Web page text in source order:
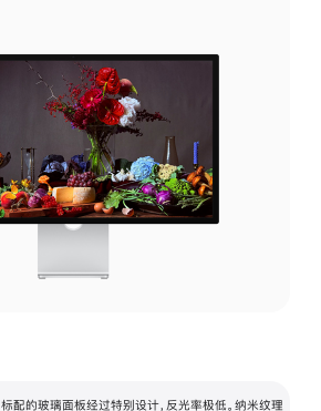
标配的玻璃面板经过特别设计，反光率极低。纳米纹理